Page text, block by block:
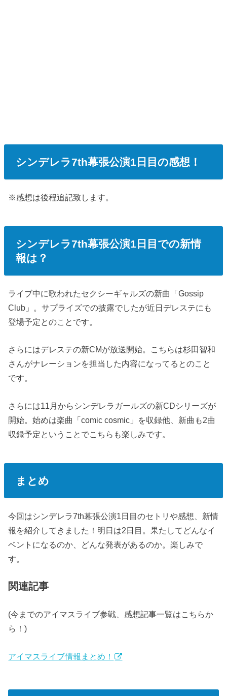
シンデレラ7th幕張公演1日目の感想！
※感想は後程追記致します。
シンデレラ7th幕張公演1日目での新情
報は？
ライブ中に歌われたセクシーギャルズの新曲「Gossip
Club」。サプライズでの披露でしたが近日デレステにも
登場予定とのことです。
さらにはデレステの新CMが放送開始。こちらは杉田智和
さんがナレーションを担当した内容になってるとのこと
です。
さらには11月からシンデレラガールズの新CDシリーズが
開始。始めは楽曲「comic cosmic」を収録他、新曲も2曲
収録予定ということでこちらも楽しみです。
まとめ
今回はシンデレラ7th幕張公演1日目のセトリや感想、新情
報を紹介してきました！明日は2日目。果たしてどんなイ
ベントになるのか、どんな発表があるのか。楽しみで
す。
関連記事
(今までのアイマスライブ参戦、感想記事一覧はこちらか
ら！)
アイマスライブ情報まとめ！